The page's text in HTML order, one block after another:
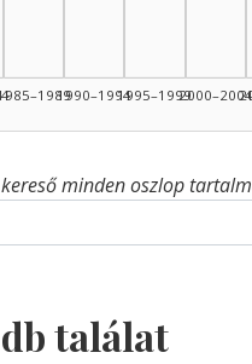
1990–19941995–19992000–2004
minden oszlop
db találat